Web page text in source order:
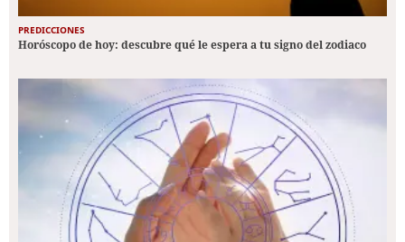
PREDICCIONES
Horóscopo de hoy: descubre qué le espera a tu signo del zodiaco